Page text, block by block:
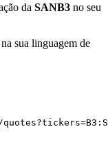
da SANB3 no seu
sua linguagem de
?tickers=